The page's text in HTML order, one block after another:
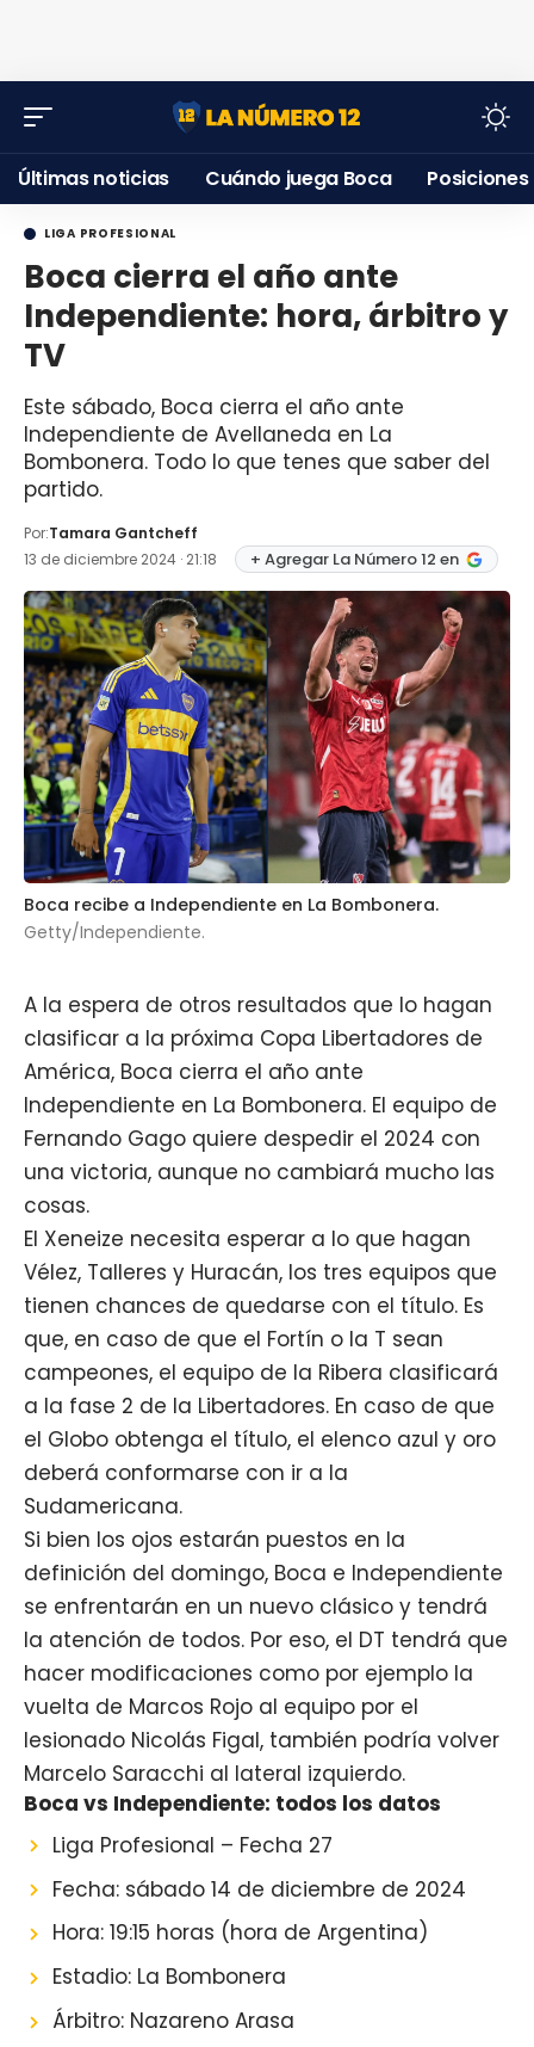
Últimas noticias Cuándo juega Boca Posiciones
LIGA PROFESIONAL
Boca cierra el año ante
Independiente: hora, árbitro y
TV
Este sábado, Boca cierra el año ante
Independiente de Avellaneda en La
Bombonera. Todo lo que tenes que saber del
partido.
Por:Tamara Gantcheff
13 de diciembre 2024 · 21:18
+ Agregar La Número 12 en
Boca recibe a Independiente en La Bombonera.
Getty/Independiente.
A la espera de otros resultados que lo hagan
clasificar a la próxima Copa Libertadores de
América, Boca cierra el año ante
Independiente en La Bombonera. El equipo de
Fernando Gago quiere despedir el 2024 con
una victoria, aunque no cambiará mucho las
cosas.
El Xeneize necesita esperar a lo que hagan
Vélez, Talleres y Huracán, los tres equipos que
tienen chances de quedarse con el título. Es
que, en caso de que el Fortín o la T sean
campeones, el equipo de la Ribera clasificará
a la fase 2 de la Libertadores. En caso de que
el Globo obtenga el título, el elenco azul y oro
deberá conformarse con ir a la
Sudamericana.
Si bien los ojos estarán puestos en la
definición del domingo, Boca e Independiente
se enfrentarán en un nuevo clásico y tendrá
la atención de todos. Por eso, el DT tendrá que
hacer modificaciones como por ejemplo la
vuelta de Marcos Rojo al equipo por el
lesionado Nicolás Figal, también podría volver
Marcelo Saracchi al lateral izquierdo.
Boca vs Independiente: todos los datos
Liga Profesional – Fecha 27
Fecha: sábado 14 de diciembre de 2024
Hora: 19:15 horas (hora de Argentina)
Estadio: La Bombonera
Árbitro: Nazareno Arasa